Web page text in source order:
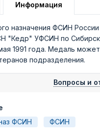
Информация
назначения ФСИН
"Кедр" УФСИН по
1991 года. Медаль
подразделения.
Вопросы и
ФСИН ФСИН